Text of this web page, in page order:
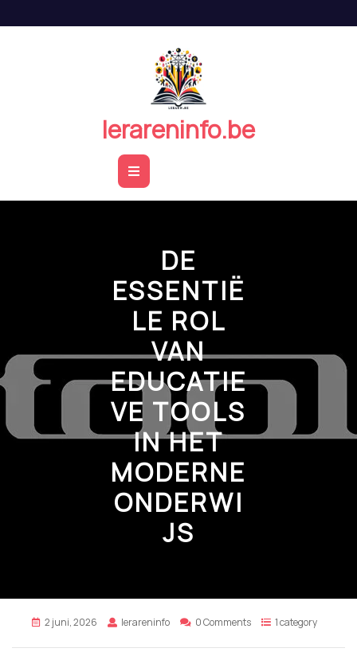
de
lerareninfo.be
Open
Button
DE
ESSENTIË
LE ROL
VAN
EDUCATIE
VE TOOLS
IN HET
MODERNE
ONDERWI
JS
2 juni, 2026 lerareninfo 0 Comments 1 category